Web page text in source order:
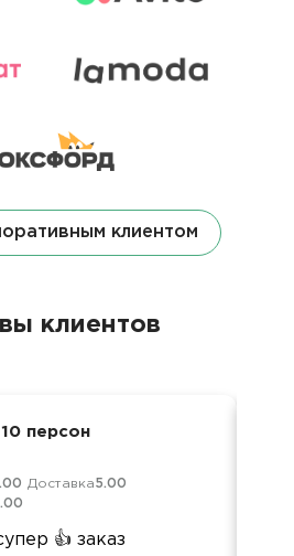
клиентом
клиентов
персон
Доставка5.00
👍 заказ